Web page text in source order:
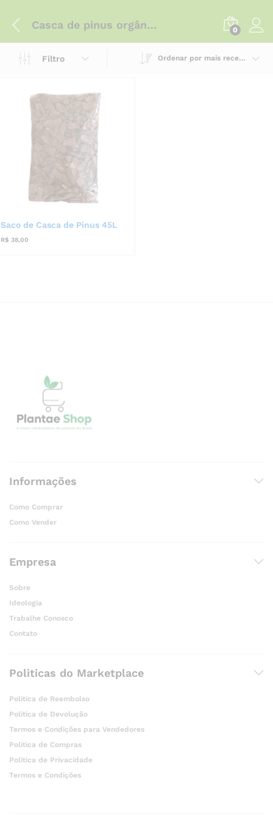
Casca de pinus orgânica 0
Filtro Ordenar por mais recente
Saco de Casca de Pinus 45L
R$ 38,00
Informações
Como Comprar
Como Vender
Empresa
Sobre
Ideologia
Trabalhe Conosco
Contato
Politicas do Marketplace
Politica de Reembolso
Politica de Devolução
Termos e Condições para Vendedores
Politica de Compras
Politica de Privacidade
Termos e Condições